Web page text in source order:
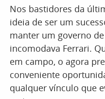
Nos bastidores da
ideia de ser um
manter um governo
incomodava Ferrari.
em campo, o agora
conveniente
qualquer vínculo que